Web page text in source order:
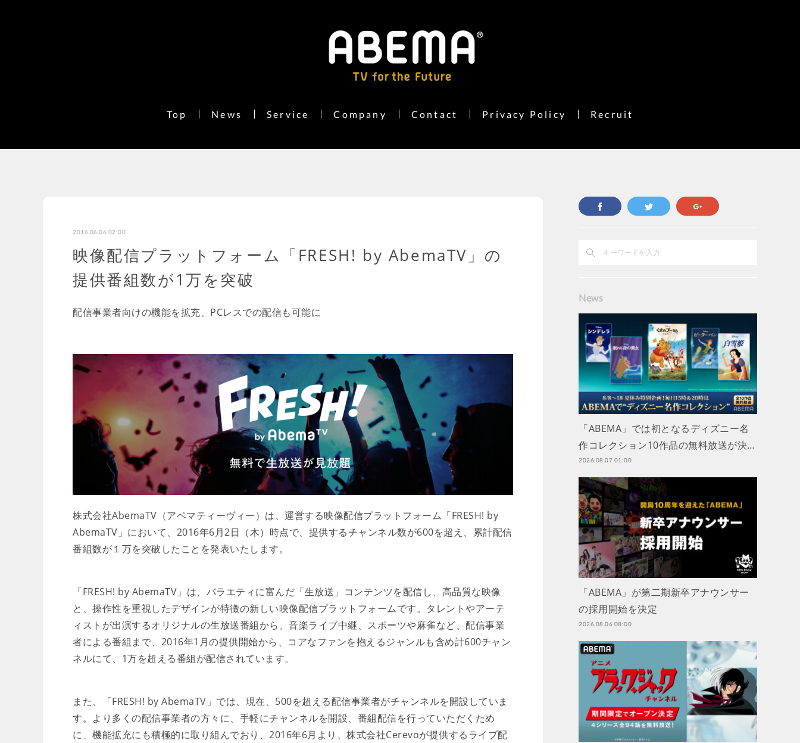
Top News Service Company Contact Privacy Policy Recruit
2016.06.06 02:00
映像配信プラットフォーム「FRESH! by AbemaTV」の
提供番組数が1万を突破
配信事業者向けの機能を拡充、PCレスでの配信も可能に
株式会社AbemaTV（アベマティーヴィー）は、運営する映像配信プラットフォーム「FRESH! by
AbemaTV」において、2016年6月2日（木）時点で、提供するチャンネル数が600を超え、累計配信
番組数が１万を突破したことを発表いたします。
「FRESH! by AbemaTV」は、バラエティに富んだ「生放送」コンテンツを配信し、高品質な映像
と、操作性を重視したデザインが特徴の新しい映像配信プラットフォームです。タレントやアーテ
ィストが出演するオリジナルの生放送番組から、音楽ライブ中継、スポーツや麻雀など、配信事業
者による番組まで、2016年1月の提供開始から、コアなファンを抱えるジャンルも含め計600チャン
ネルにて、1万を超える番組が配信されています。
また、「FRESH! by AbemaTV」では、現在、500を超える配信事業者がチャンネルを開設していま
す。より多くの配信事業者の方々に、手軽にチャンネルを開設、番組配信を行っていただくため
に、機能拡充にも積極的に取り組んでおり、2016年6月より、株式会社Cerevoが提供するライブ配
News
「ABEMA」では初となるディズニー名
作コレクション10作品の無料放送が決…
2026.08.07 01:00
「ABEMA」が第二期新卒アナウンサー
の採用開始を決定
2026.08.06 08:00